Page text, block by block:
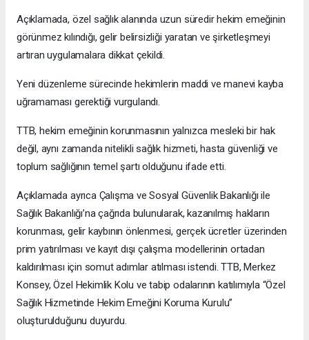
Açıklamada, özel sağlık alanında uzun süredir hekim emeğinin
görünmez kılındığı, gelir belirsizliği yaratan ve şirketleşmeyi
artıran uygulamalara dikkat çekildi.
Yeni düzenleme sürecinde hekimlerin maddi ve manevi kayba
uğramaması gerektiği vurgulandı.
TTB, hekim emeğinin korunmasının yalnızca mesleki bir hak
değil, aynı zamanda nitelikli sağlık hizmeti, hasta güvenliği ve
toplum sağlığının temel şartı olduğunu ifade etti.
Açıklamada ayrıca Çalışma ve Sosyal Güvenlik Bakanlığı ile
Sağlık Bakanlığı’na çağrıda bulunularak, kazanılmış hakların
korunması, gelir kaybının önlenmesi, gerçek ücretler üzerinden
prim yatırılması ve kayıt dışı çalışma modellerinin ortadan
kaldırılması için somut adımlar atılması istendi. TTB, Merkez
Konsey, Özel Hekimlik Kolu ve tabip odalarının katılımıyla “Özel
Sağlık Hizmetinde Hekim Emeğini Koruma Kurulu”
oluşturulduğunu duyurdu.